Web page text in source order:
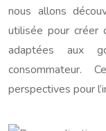
nous allons
utilisée pour créer
adaptées aux
consommateur.
perspectives pour